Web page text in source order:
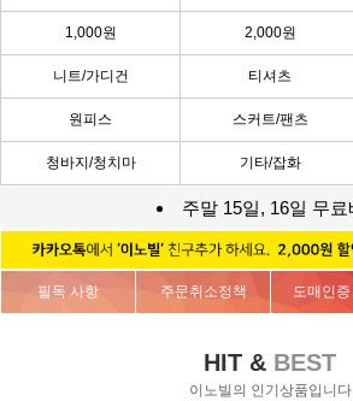
1,000원 2,000원
니트/가디건 티셔츠
원피스 스커트/팬츠
청바지/청치마 기타/잡화
주말 15일, 16일 무료
필독 사항 주문취소정책 도매인증
HIT & BEST
이노빌의 인기상품입니다